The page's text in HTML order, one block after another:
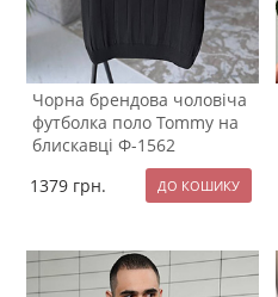
Чорна брендова чоловіча
футболка поло Tommy на
блискавці Ф-1562
1379 грн.